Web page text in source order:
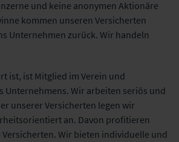
und keine anonymen Aktionäre
kommen unseren Versicherten
Unternehmen zurück. Wir handeln
ist, ist Mitglied im Verein und
Unternehmens. Wir arbeiten seriös und
unserer Versicherten legen wir
an. Davon profitieren
Versicherten. Wir bieten individuelle und